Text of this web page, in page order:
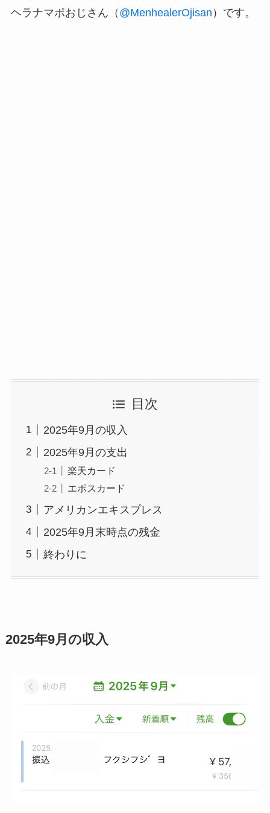
ヘラナマポおじさん（ @MenhealerOjisan ）です。
目次
2025年9月の収入
2025年9月の支出
楽天カード
エポスカード
アメリカンエキスプレス
2025年9月末時点の残金
終わりに
2025年9月の収入